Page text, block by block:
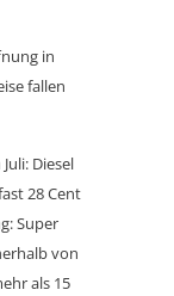
in
fallen
Diesel
28 Cent
Super
von
als 15